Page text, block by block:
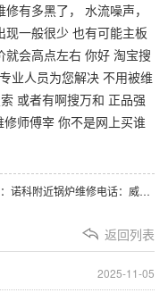
有多黑了， 水流噪声，
一般很少 也有可能主板
会高点左右 你好 淘宝搜
业人员为您解决 不用被维
或者有啊搜万和 正品强
师傅宰 你不是网上买谁
下一篇：诺科附近锅炉维修电话：威能锅炉26代码故障原因分析种解决方法步
返回列表
2025-11-05